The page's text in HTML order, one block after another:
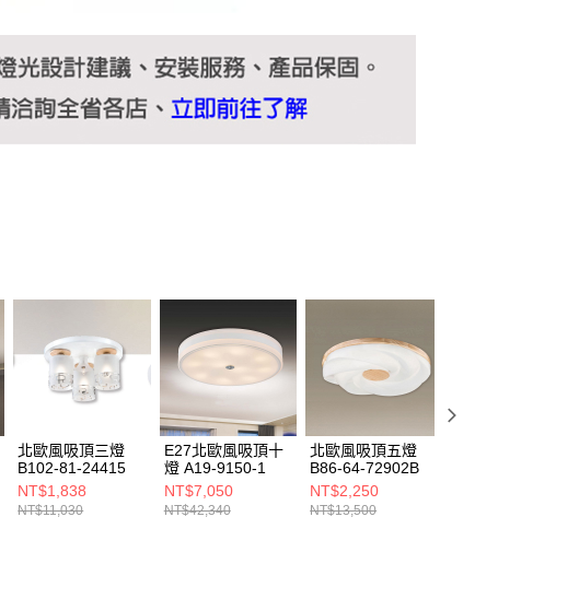
北歐風吸頂三燈
B102-81-24415
NT$1,838
NT$11,030
E27北歐風吸頂十
燈 A19-9150-1
NT$7,050
NT$42,340
北歐風吸頂五燈
B86-64-72902B
NT$2,250
NT$13,500